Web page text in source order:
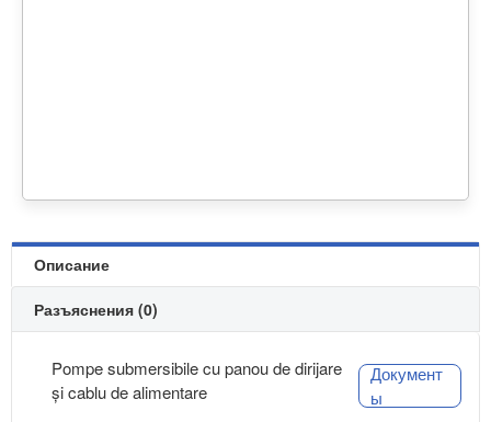
Описание
Разъяснения (0)
Pompe submersibile cu panou de dirijare
și cablu de alimentare
Документ
ы